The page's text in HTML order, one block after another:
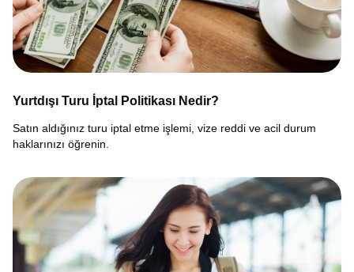
Yurtdışı Turu İptal Politikası Nedir?
Satın aldığınız turu iptal etme işlemi, vize reddi ve acil durum
haklarınızı öğrenin.